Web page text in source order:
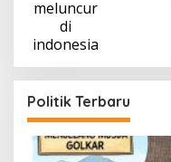
Politik Terbaru